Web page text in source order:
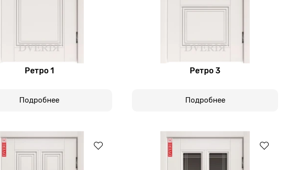
Ретро 1
Подробнее
Ретро 3
Подробнее